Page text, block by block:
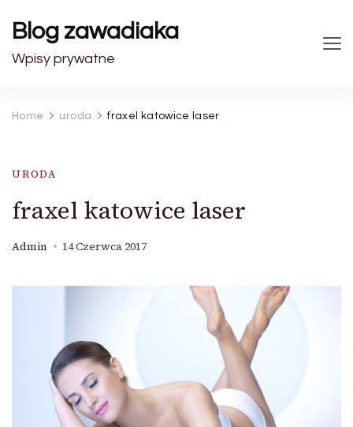
Blog zawadiaka
Wpisy prywatne
Home uroda fraxel katowice laser
URODA
fraxel katowice laser
Admin 14 Czerwca 2017